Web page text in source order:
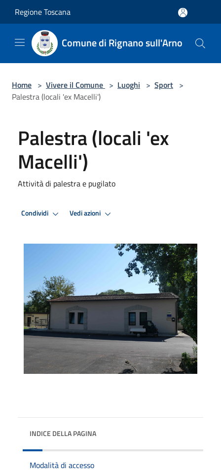
Regione Toscana
Comune di Rignano sull'Arno
Home > Vivere il Comune > Luoghi > Sport >
Palestra (locali 'ex Macelli')
Palestra (locali 'ex
Macelli')
Attività di palestra e pugilato
Condividi Vedi azioni
INDICE DELLA PAGINA
Modalità di accesso